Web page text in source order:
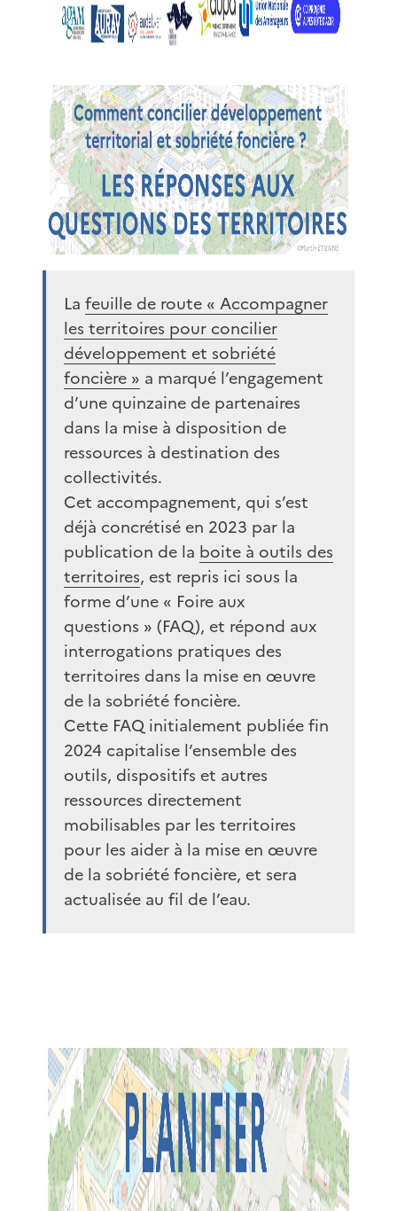
La feuille de route « Accompagner
les territoires pour concilier
développement et sobriété
foncière » a marqué l’engagement
d’une quinzaine de partenaires
dans la mise à disposition de
ressources à destination des
collectivités.
Cet accompagnement, qui s’est
déjà concrétisé en 2023 par la
publication de la boite à outils des
territoires, est repris ici sous la
forme d’une « Foire aux
questions » (FAQ), et répond aux
interrogations pratiques des
territoires dans la mise en œuvre
de la sobriété foncière.
Cette FAQ initialement publiée fin
2024 capitalise l’ensemble des
outils, dispositifs et autres
ressources directement
mobilisables par les territoires
pour les aider à la mise en œuvre
de la sobriété foncière, et sera
actualisée au fil de l’eau.